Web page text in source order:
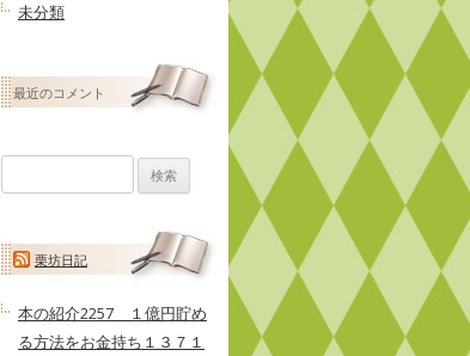
未分類
最近のコメント
検
栗坊日記
本の紹介2257 １億円貯め
る方法をお金持ち１３７１